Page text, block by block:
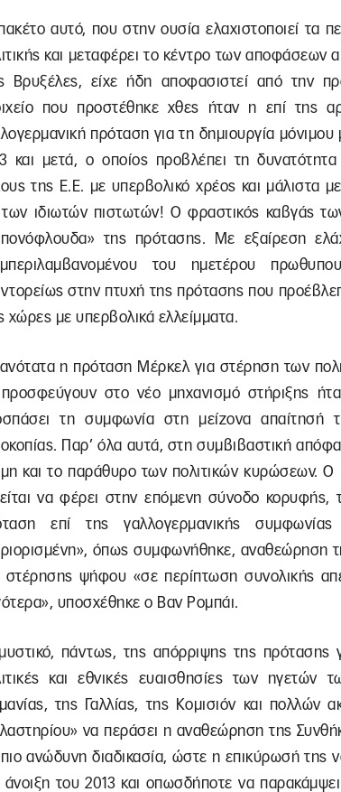
αυτό, που στην ουσία ελαχιστοποιεί τα
και μεταφέρει το κέντρο των αποφάσεων
Βρυξέλες, είχε ήδη αποφασιστεί από την
που προστέθηκε χθες ήταν η επί της
πρόταση για τη δημιουργία
και μετά, ο οποίος προβλέπει τη
της Ε.Ε. με υπερβολικό χρέος και μάλιστα
των ιδιωτών πιστωτών! Ο φραστικός καβγάς
της πρότασης. Με εξαίρεση
του ημετέρου
στην πτυχή της πρότασης που
χώρες με υπερβολικά ελλείμματα.
η πρόταση Μέρκελ για στέρηση των
στο νέο μηχανισμό στήριξης
τη συμφωνία στη μείζονα απαίτησή
Παρ’ όλα αυτά, στη συμβιβαστική
και το παράθυρο των πολιτικών κυρώσεων.
να φέρει στην επόμενη σύνοδο κορυφής,
επί της γαλλογερμανικής
όπως συμφωνήθηκε, αναθεώρηση
στέρησης ψήφου «σε περίπτωση συνολικής
υποσχέθηκε ο Βαν Ρομπάι.
πάντως, της απόρριψης της πρότασης
και εθνικές ευαισθησίες των
της Γαλλίας, της Κομισιόν και
να περάσει η αναθεώρηση της
πιο ανώδυνη διαδικασία, ώστε η επικύρωσή της
άνοιξη του 2013 και οπωσδήποτε να